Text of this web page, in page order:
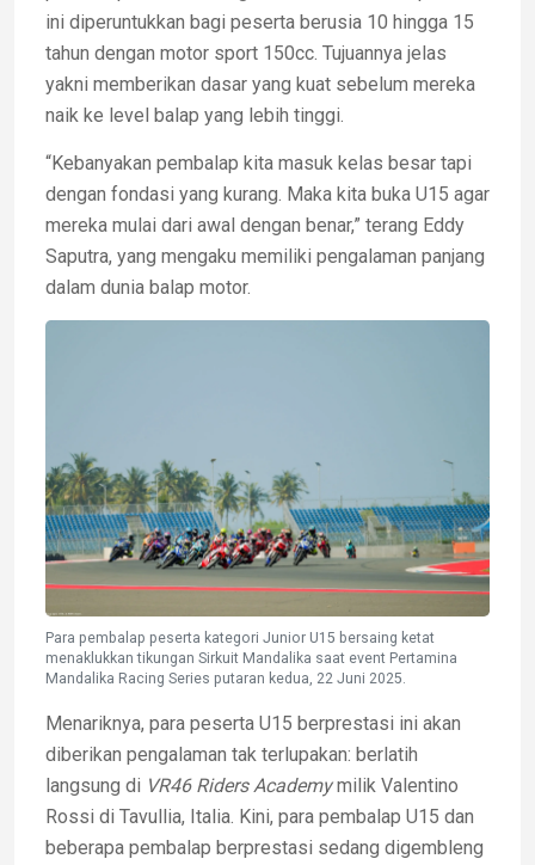
ini diperuntukkan bagi peserta berusia 10 hingga 15
tahun dengan motor sport 150cc. Tujuannya jelas
yakni memberikan dasar yang kuat sebelum mereka
naik ke level balap yang lebih tinggi.
“Kebanyakan pembalap kita masuk kelas besar tapi
dengan fondasi yang kurang. Maka kita buka U15 agar
mereka mulai dari awal dengan benar,” terang Eddy
Saputra, yang mengaku memiliki pengalaman panjang
dalam dunia balap motor.
Para pembalap peserta kategori Junior U15 bersaing ketat
menaklukkan tikungan Sirkuit Mandalika saat event Pertamina
Mandalika Racing Series putaran kedua, 22 Juni 2025.
Menariknya, para peserta U15 berprestasi ini akan
diberikan pengalaman tak terlupakan: berlatih
langsung di VR46 Riders Academymilik Valentino
Rossi di Tavullia, Italia. Kini, para pembalap U15 dan
beberapa pembalap berprestasi sedang digembleng